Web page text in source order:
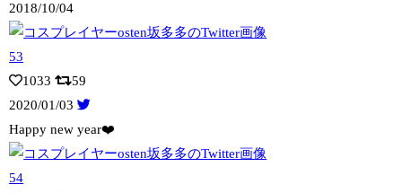
2018/10/04
1033
59
2020/01/03
Happy new year❤️